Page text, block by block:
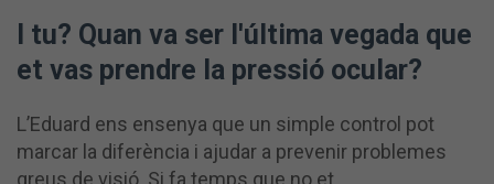
I tu? Quan va ser l'última vegada que
et vas prendre la pressió ocular?
L’Eduard ens ensenya que un simple control pot
marcar la diferència i ajudar a prevenir problemes
greus de visió. Si fa temps que no et